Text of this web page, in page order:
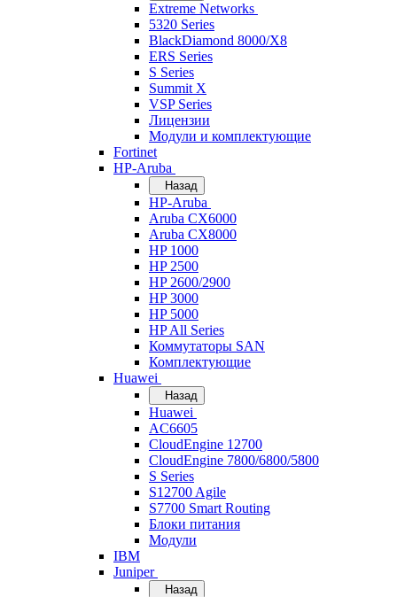
Extreme Networks
5320 Series
BlackDiamond 8000/X8
ERS Series
S Series
Summit X
VSP Series
Лицензии
Модули и комплектующие
Fortinet
HP-Aruba
Назад
HP-Aruba
Aruba CX6000
Aruba CX8000
HP 1000
HP 2500
HP 2600/2900
HP 3000
HP 5000
HP All Series
Коммутаторы SAN
Комплектующие
Huawei
Назад
Huawei
AC6605
CloudEngine 12700
CloudEngine 7800/6800/5800
S Series
S12700 Agile
S7700 Smart Routing
Блоки питания
Модули
IBM
Juniper
Назад